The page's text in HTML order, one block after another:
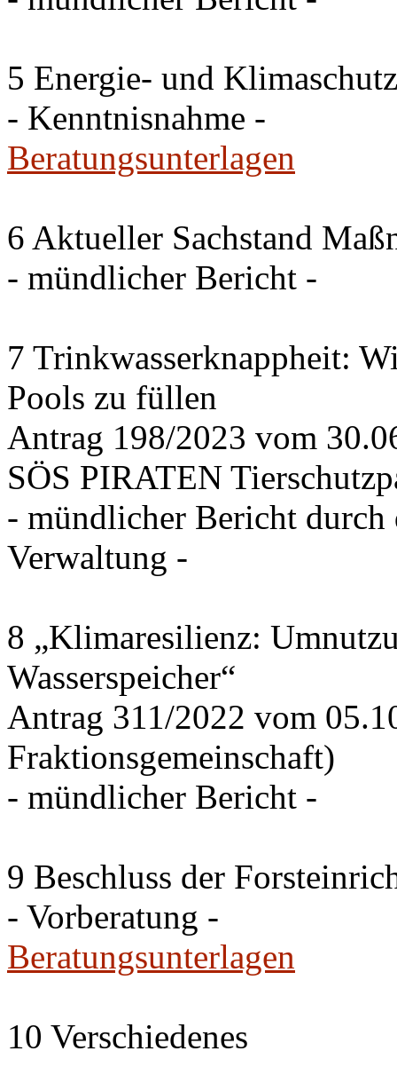
5 Energie- und
- Kenntnisnahme -
Beratungsunterlagen
6 Aktueller Sachstand
- mündlicher Bericht -
7 Trinkwasserknappheit:
Pools zu füllen
Antrag 198/2023 vom
SÖS PIRATEN
- mündlicher Bericht
Verwaltung -
8 „Klimaresilienz:
Wasserspeicher“
Antrag 311/2022 vom
Fraktionsgemeinschaft)
- mündlicher Bericht -
9 Beschluss der
- Vorberatung -
Beratungsunterlagen
10 Verschiedenes